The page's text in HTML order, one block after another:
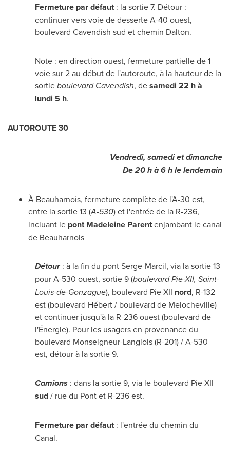
Fermeture par défaut: la sortie 7. Détour :
continuer vers voie de desserte A-40 ouest,
boulevardCavendish sud et chemin Dalton.
Note : en direction ouest, fermeture partielle de 1
voie sur 2 au début de l'autoroute, à la hauteur de la
sortieboulevardCavendish, desamedi 22 h à
lundi 5 h.
AUTOROUTE 30
Vendredi, samedi et dimanche
De 20 h à 6 h le lendemain
À Beauharnois, fermeture complète de l'A-30 est,
entre la sortie 13 (A-530) et l'entrée de la R-236,
incluant le pontMadeleine Parentenjambant le canal
de Beauharnois
Détour: à la fin du pont Serge-Marcil, via la sortie 13
pour A-530 ouest, sortie 9 (boulevard Pie-XII,Saint-
Louis-de-Gonzague), boulevard Pie-XII nord, R-132
est (boulevard Hébert / boulevard de Melocheville)
et continuer jusqu'à la R-236 ouest (boulevard de
l'Énergie). Pour les usagers en provenance du
boulevard Monseigneur-Langlois (R-201) / A-530
est, détour à la sortie 9.
Camions : dans la sortie 9, via le boulevard Pie-XII
sud/ rue du Pont et R-236 est.
Fermeture par défaut: l'entrée du chemin du
Canal.